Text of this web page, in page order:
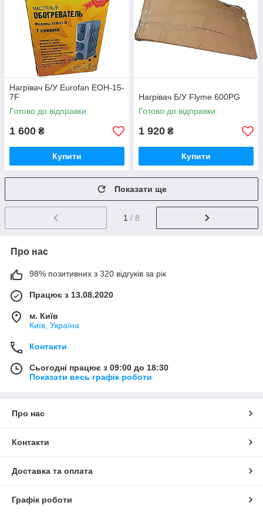
Нагрівач Б/У Eurofan EOH-15-
7F
Готово до відправки
1 600 ₴
Купити
Нагрівач Б/У Flyme 600PG
Готово до відправки
1 920 ₴
Купити
Показати ще
1 / 8
Про нас
98% позитивних з 320 відгуків за рік
Працює з 13.08.2020
м. Київ
Київ, Україна
Контакти
Сьогодні працює з 09:00 до 18:30
Показати весь графік роботи
Про нас
Контакти
Доставка та оплата
Графік роботи